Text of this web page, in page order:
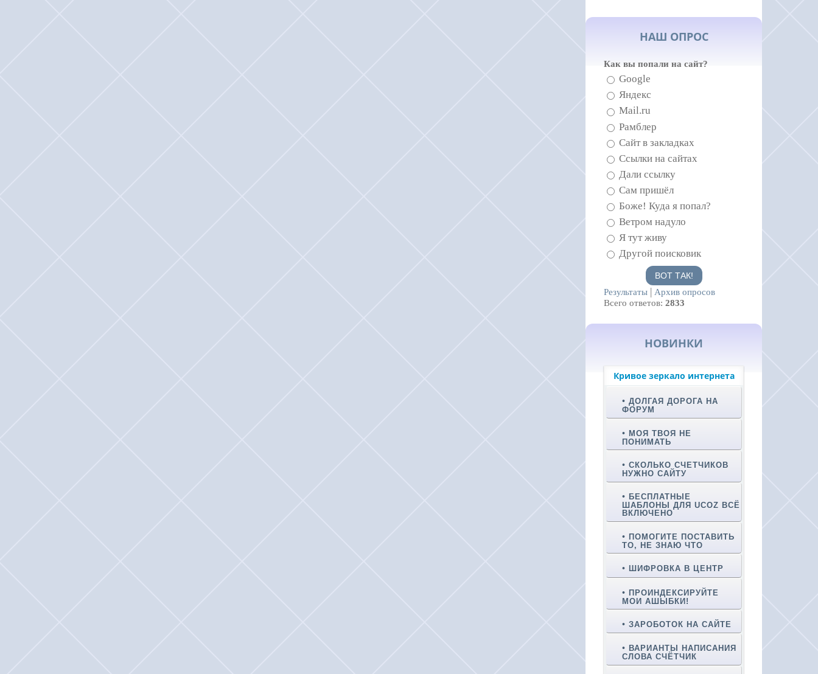
НАШ ОПРОС
Как вы попали на сайт?
Google
Яндекс
Mail.ru
Рамблер
Сайт в закладках
Ссылки на сайтах
Дали ссылку
Сам пришёл
Боже! Куда я попал?
Ветром надуло
Я тут живу
Другой поисковик
Результаты
Архив опросов
Всего ответов: 2833
НОВИНКИ
Кривое зеркало интернета
ДОЛГАЯ ДОРОГА НА
ФОРУМ
МОЯ ТВОЯ НЕ
ПОНИМАТЬ
СКОЛЬКО СЧЕТЧИКОВ
НУЖНО САЙТУ
БЕСПЛАТНЫЕ
ШАБЛОНЫ ДЛЯ UCOZ ВСЁ
ВКЛЮЧЕНО
ПОМОГИТЕ ПОСТАВИТЬ
ТО, НЕ ЗНАЮ ЧТО
ШИФРОВКА В ЦЕНТР
ПРОИНДЕКСИРУЙТЕ
МОИ АШЫБКИ!
ЗАРОБОТОК НА САЙТЕ
ВАРИАНТЫ НАПИСАНИЯ
СЛОВА СЧЁТЧИК